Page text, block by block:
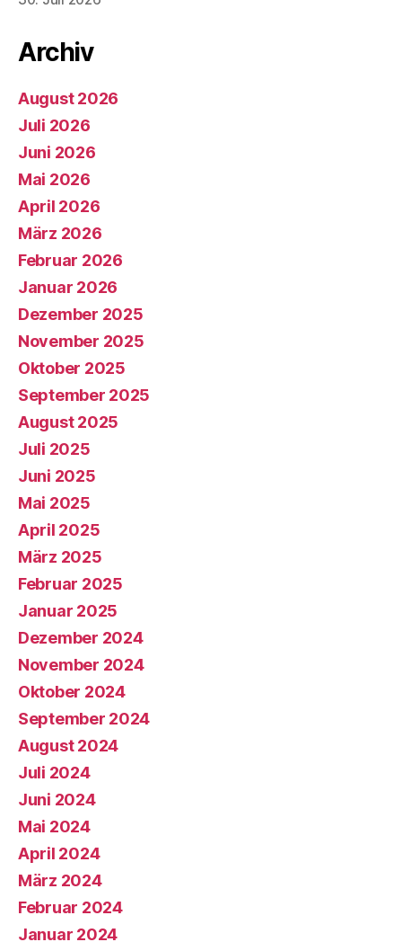
Archiv
August 2026
Juli 2026
Juni 2026
Mai 2026
April 2026
März 2026
Februar 2026
Januar 2026
Dezember 2025
November 2025
Oktober 2025
September 2025
August 2025
Juli 2025
Juni 2025
Mai 2025
April 2025
März 2025
Februar 2025
Januar 2025
Dezember 2024
November 2024
Oktober 2024
September 2024
August 2024
Juli 2024
Juni 2024
Mai 2024
April 2024
März 2024
Februar 2024
Januar 2024